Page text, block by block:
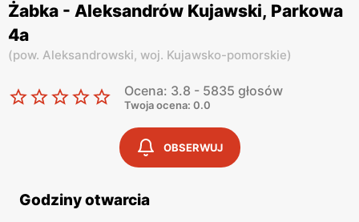
Żabka - Aleksandrów Kujawski, Parkowa
4a
(pow. Aleksandrowski, woj. Kujawsko-pomorskie)
Ocena: 3.8 - 5835 głosów
Twoja ocena: 0.0
OBSERWUJ
Godziny otwarcia